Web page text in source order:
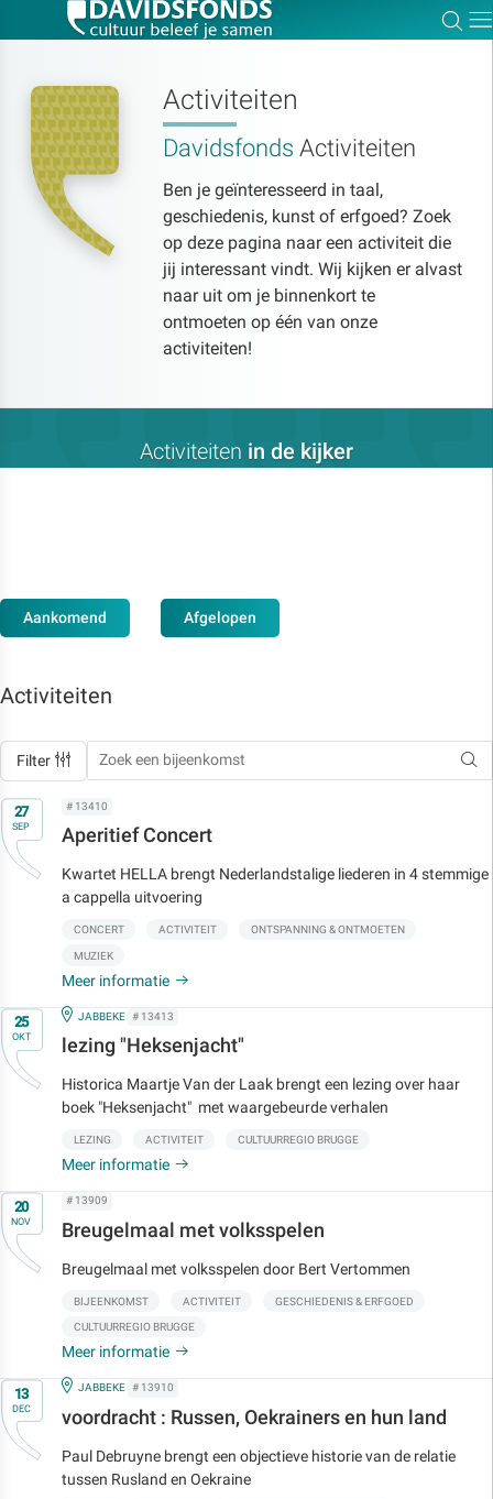
Activiteiten
Davidsfonds Activiteiten
Ben je geïnteresseerd in taal,
geschiedenis, kunst of erfgoed? Zoek
op deze pagina naar een activiteit die
jij interessant vindt. Wij kijken er alvast
naar uit om je binnenkort te
ontmoeten op één van onze
activiteiten!
Activiteiten in de kijker
Aankomend Afgelopen
Activiteiten
Filter
Op27
SEP
# 13410
Aperitief Concert
Kwartet HELLA brengt Nederlandstalige liederen in 4 stemmige
a cappella uitvoering
CONCERT ACTIVITEIT ONTSPANNING & ONTMOETEN
MUZIEK
Meer informatie
Op25
OKT
IN
JABBEKE # 13413
lezing "Heksenjacht"
Historica Maartje Van der Laak brengt een lezing over haar
boek "Heksenjacht" met waargebeurde verhalen
LEZING ACTIVITEIT CULTUURREGIO BRUGGE
Meer informatie
Op20
NOV
# 13909
Breugelmaal met volksspelen
Breugelmaal met volksspelen door Bert Vertommen
BIJEENKOMST ACTIVITEIT GESCHIEDENIS & ERFGOED
CULTUURREGIO BRUGGE
Meer informatie
Op13
DEC
IN
JABBEKE # 13910
voordracht : Russen, Oekrainers en hun land
Paul Debruyne brengt een objectieve historie van de relatie
tussen Rusland en Oekraine
Zoek:
Zoeken